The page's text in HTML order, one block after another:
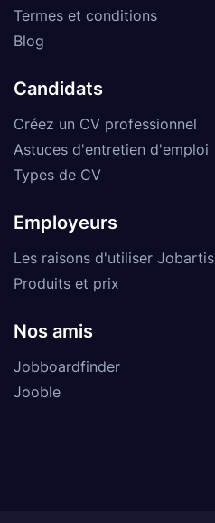
Termes et conditions
Blog
Candidats
Créez un CV professionnel
Astuces d'entretien d'emploi
Types de CV
Employeurs
Les raisons d'utiliser Jobartis
Produits et prix
Nos amis
Jobboardfinder
Jooble